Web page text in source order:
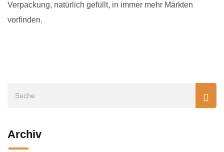
Verpackung, natürlich gefüllt, in immer mehr Märkten
vorfinden.
Archiv